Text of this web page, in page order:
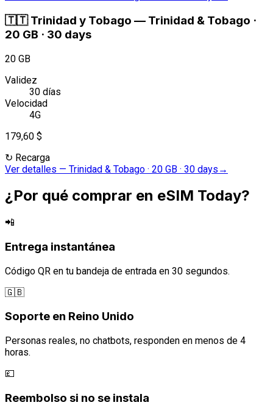
🇹🇹 Trinidad y Tobago — Trinidad & Tobago ·
20 GB · 30 days
20 GB
Validez
30 días
Velocidad
4G
179,60 $
↻ Recarga
Ver detalles — Trinidad & Tobago · 20 GB · 30 days →
¿Por qué comprar en eSIM Today?
📲
Entrega instantánea
Código QR en tu bandeja de entrada en 30 segundos.
🇬🇧
Soporte en Reino Unido
Personas reales, no chatbots, responden en menos de 4
horas.
💷
Reembolso si no se instala